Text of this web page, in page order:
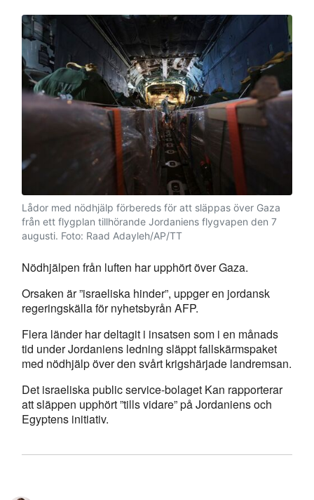
Lådor med nödhjälp förbereds för att släppas över Gaza
från ett flygplan tillhörande Jordaniens flygvapen den 7
augusti. Foto: Raad Adayleh/AP/TT
Nödhjälpen från luften har upphört över Gaza.
Orsaken är ”israeliska hinder”, uppger en jordansk
regeringskälla för nyhetsbyrån AFP.
Flera länder har deltagit i insatsen som i en månads
tid under Jordaniens ledning släppt fallskärmspaket
med nödhjälp över den svårt krigshärjade landremsan.
Det israeliska public service-bolaget Kan rapporterar
att släppen upphört ”tills vidare” på Jordaniens och
Egyptens initiativ.